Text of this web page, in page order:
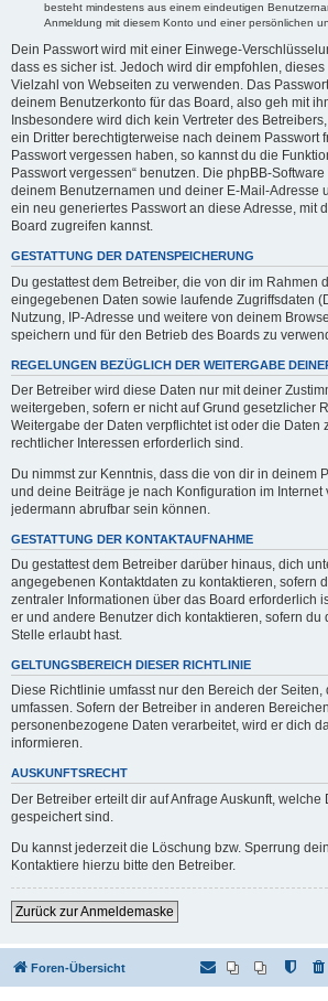
besteht mindestens aus einem eindeutigen
Anmeldung mit diesem Konto und einer persönlichen
Dein Passwort wird mit einer Einwege-
dass es sicher ist. Jedoch wird dir empfohlen,
Vielzahl von Webseiten zu verwenden. Das
deinem Benutzerkonto für das Board, also geh mit
Insbesondere wird dich kein Vertreter des
ein Dritter berechtigterweise nach deinem Passwort
Passwort vergessen haben, so kannst du die
Passwort vergessen“ benutzen. Die phpBB-
deinem Benutzernamen und deiner E-Mail-Adresse
ein neu generiertes Passwort an diese Adresse, mit
Board zugreifen kannst.
GESTATTUNG DER DATENSPEICHERUNG
Du gestattest dem Betreiber, die von dir im Rahmen
eingegebenen Daten sowie laufende Zugriffsdaten
Nutzung, IP-Adresse und weitere von deinem
speichern und für den Betrieb des Boards zu
REGELUNGEN BEZÜGLICH DER WEITERGABE
Der Betreiber wird diese Daten nur mit deiner
weitergeben, sofern er nicht auf Grund gesetzlicher
Weitergabe der Daten verpflichtet ist oder die Daten
rechtlicher Interessen erforderlich sind.
Du nimmst zur Kenntnis, dass die von dir in deinem
und deine Beiträge je nach Konfiguration im Internet
jedermann abrufbar sein können.
GESTATTUNG DER KONTAKTAUFNAHME
Du gestattest dem Betreiber darüber hinaus, dich
angegebenen Kontaktdaten zu kontaktieren, sofern
zentraler Informationen über das Board erforderlich
er und andere Benutzer dich kontaktieren, sofern du
Stelle erlaubt hast.
GELTUNGSBEREICH DIESER RICHTLINIE
Diese Richtlinie umfasst nur den Bereich der
umfassen. Sofern der Betreiber in anderen
personenbezogene Daten verarbeitet, wird er dich
informieren.
AUSKUNFTSRECHT
Der Betreiber erteilt dir auf Anfrage Auskunft, welche
gespeichert sind.
Du kannst jederzeit die Löschung bzw. Sperrung
Kontaktiere hierzu bitte den Betreiber.
Zurück zur Anmeldemaske
Foren-Übersicht